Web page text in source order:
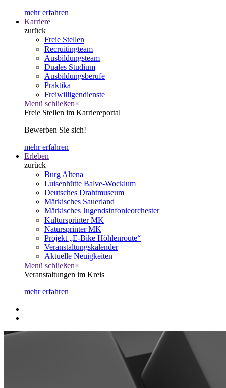
mehr erfahren
Karriere
zurück
Freie Stellen
Recruitingteam
Ausbildungsteam
Duales Studium
Ausbildungsberufe
Praktika
Freiwilligendienste
Menü schließen×
Freie Stellen im Karriereportal
Bewerben Sie sich!
mehr erfahren
Erleben
zurück
Burg Altena
Luisenhütte Balve-Wocklum
Deutsches Drahtmuseum
Märkisches Sauerland
Märkisches Jugendsinfonieorchester
Kultursprinter MK
Natursprinter MK
Projekt „E-Bike Höhlenroute“
Veranstaltungskalender
Aktuelle Neuigkeiten
Menü schließen×
Veranstaltungen im Kreis
mehr erfahren